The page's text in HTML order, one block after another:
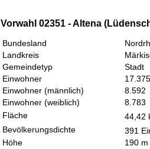
Vorwahl 02351 - Altena
Bundesland
Landkreis
Gemeindetyp
Stadt
Einwohner
17.375
Einwohner (männlich)
8.592
Einwohner (weiblich)
8.783
Fläche
44,42
Bevölkerungsdichte
391
Höhe
190